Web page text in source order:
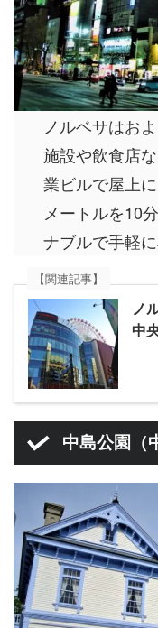
ノルベサはお
施設や飲食店
業ビルで屋上
メートルを10
ナブルで手軽
ノ
中
【関連記事】
中島公園（